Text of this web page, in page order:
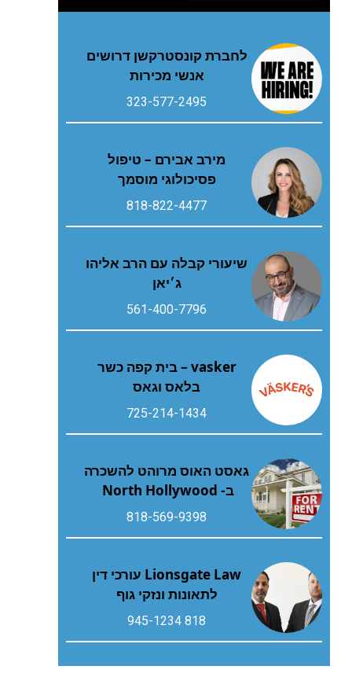
לחברת קונסטרקשן דרושים
אנשי מכירות
323-577-2495
מירב אבירם – טיפול
פסיכולוגי מוסמך
818-822-4477
שיעורי קבלה עם הרב אליהו
ג׳יאן
561-400-7796
vasker – בית קפה כשר
בלאס וגאס
725-214-1434
גאסט האוס מרוהט להשכרה
ב- North Hollywood
818-569-9398
Lionsgate Law עורכי דין
לתאונות ונזקי גוף
818 945-1234